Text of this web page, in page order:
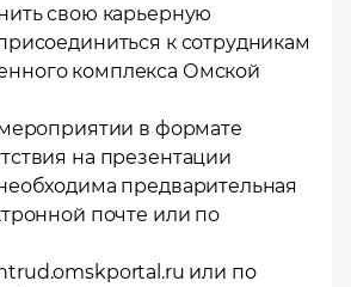
свою карьерную
к сотрудникам
комплекса Омской
в формате
на презентации
предварительная
почте или по
или по